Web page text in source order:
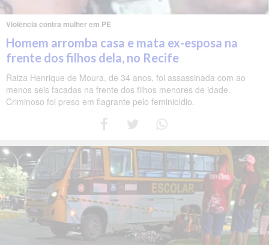
Violência contra mulher em PE
Homem arromba casa e mata ex-esposa na
frente dos filhos dela, no Recife
Raiza Henrique de Moura, de 34 anos, foi assassinada com ao
menos seis facadas na frente dos filhos menores de idade.
Criminoso foi preso em flagrante pelo feminicídio.